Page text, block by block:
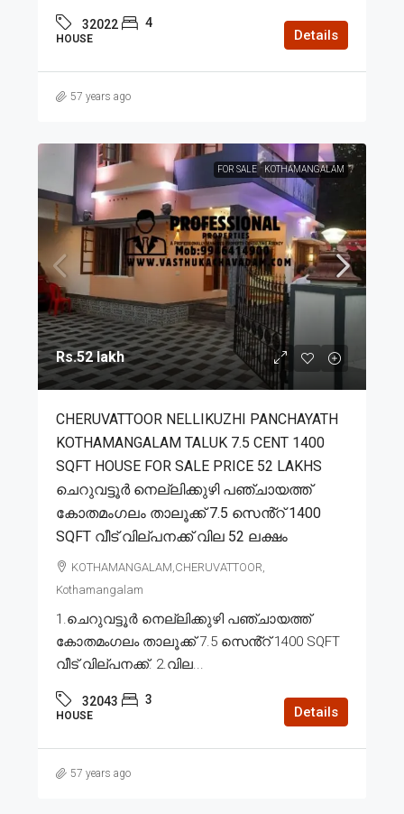
32022 4
HOUSE Details
57 years ago
FOR SALE KOTHAMANGALAM
Rs.52 lakh
CHERUVATTOOR NELLIKUZHI PANCHAYATH
KOTHAMANGALAM TALUK 7.5 CENT 1400
SQFT HOUSE FOR SALE PRICE 52 LAKHS
ചെറുവട്ടൂർ നെല്ലിക്കുഴി പഞ്ചായത്ത്
കോതമംഗലം താലൂക്ക് 7.5 സെൻ്റ് 1400
SQFT വീട് വില്പനക്ക് വില 52 ലക്ഷം
KOTHAMANGALAM,CHERUVATTOOR,
Kothamangalam
1.ചെറുവട്ടൂർ നെല്ലിക്കുഴി പഞ്ചായത്ത്
കോതമംഗലം താലൂക്ക് 7.5 സെൻ്റ് 1400 SQFT
വീട് വില്പനക്ക്. 2.വില...
32043 3
HOUSE Details
57 years ago